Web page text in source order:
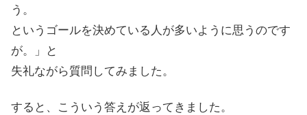
う。
というゴールを決めている人が多いように思うのです
が。」と
失礼ながら質問してみました。
すると、こういう答えが返ってきました。